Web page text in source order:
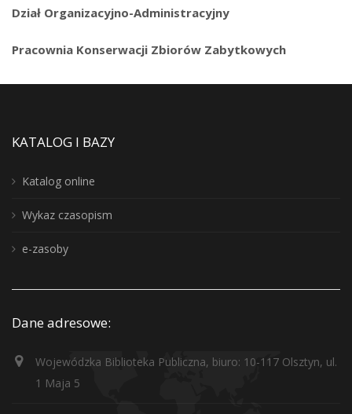
Dział Organizacyjno-Administracyjny
Pracownia Konserwacji Zbiorów Zabytkowych
KATALOG I BAZY
Katalog online
Wykaz czasopism
e-zasoby
Dane adresowe:
Wojewódzka Biblioteka Publiczna, biuro: 10-117 Olsztyn, ul.
1 Maja 5